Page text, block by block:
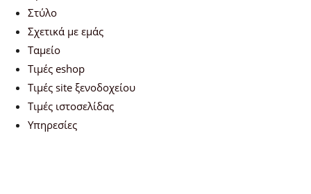
Στύλο
Σχετικά με εμάς
Ταμείο
Τιμές eshop
Τιμές site ξενοδοχείου
Τιμές ιστοσελίδας
Υπηρεσίες